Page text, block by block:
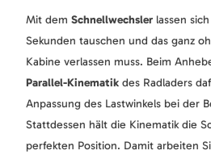
Mit dem Schnellwechsler lassen
Sekunden tauschen und das ganz
Kabine verlassen muss. Beim
Parallel-Kinematik des Radladers
Anpassung des Lastwinkels bei der
Stattdessen hält die Kinematik die
perfekten Position. Damit arbeiten